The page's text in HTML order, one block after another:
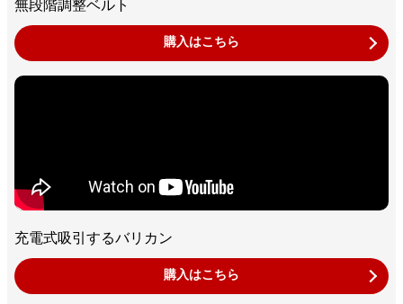
無段階調整ベルト
購入はこちら
充電式吸引するバリカン
購入はこちら